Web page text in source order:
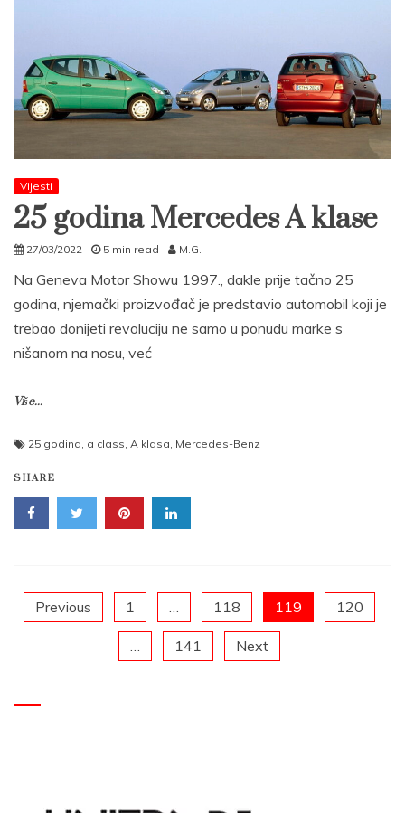
Vijesti
25 godina Mercedes A klase
27/03/2022 5 min read M.G.
Na Geneva Motor Showu 1997., dakle prije tačno 25
godina, njemački proizvođač je predstavio automobil koji je
trebao donijeti revoluciju ne samo u ponudu marke s
nišanom na nosu, već
Više...
25 godina a class A klasa Mercedes-Benz
SHARE
Posts
pagination
Previous 1 118 119 120
141 Next